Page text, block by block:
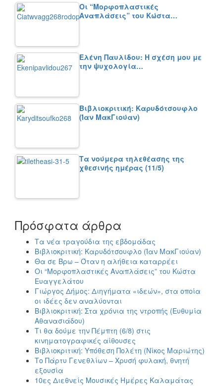
Οι “Μορφοπλαστικές
Αναπλάσεις” του Κώστα…
Ελένη Παυλίδου: Η σχέση μου με
την ψυχολογία…
Βιβλιοκριτική: Καρυδότσουφλο
(Ίαν ΜακΓιούαν)
Τα νούμερα τηλεθέασης της
χθεσινής ημέρας (11/5)
Πρόσφατα άρθρα
Τα νέα τραγούδια της εβδομάδας
Βιβλιοκριτική: Καρυδότσουφλο (Ίαν ΜακΓιούαν)
Θα σε Βρω – Όταν η αλήθεια καταρρέει
Οι “Μορφοπλαστικές Αναπλάσεις” του Κώστα
Ευαγγελάτου
Γιώργος Δήμος: Διηγήματα «ιδεών», στα οποία
οι ιδέες δεν αναλύονται
Βιβλιοκριτική: Στα χρόνια της ντροπής (Ευθυμία
Αθανασιάδου)
Τι θα δούμε την Πέμπτη (6/8) στις
κινηματογραφικές αίθουσες
Βιβλιοκριτική: Υπόθεση Πολέτη (Νίκος Μαριώτης)
Το Πάρτυ Γενεθλίων – Χρυσή φυλακή, θνητή
εξουσία
10ες Διεθνείς Μουσικές Ημέρες Καλαμάτας